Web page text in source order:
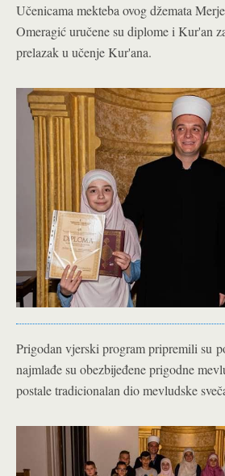
Učenicama mekteba ovog džemata
Omeragić uručene su diplome i Kur'an
prelazak u učenje Kur'ana.
Prigodan vjerski program pripremili su
najmlađe su obezbijeđene prigodne
postale tradicionalan dio mevludske